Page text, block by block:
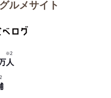
ルメサイト
人
※2